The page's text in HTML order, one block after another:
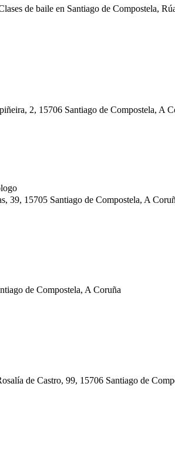
de baile en Santiago de Compostela,
2, 15706 Santiago de Compostela, A
39, 15705 Santiago de Compostela, A
de Compostela, A Coruña
de Castro, 99, 15706 Santiago de